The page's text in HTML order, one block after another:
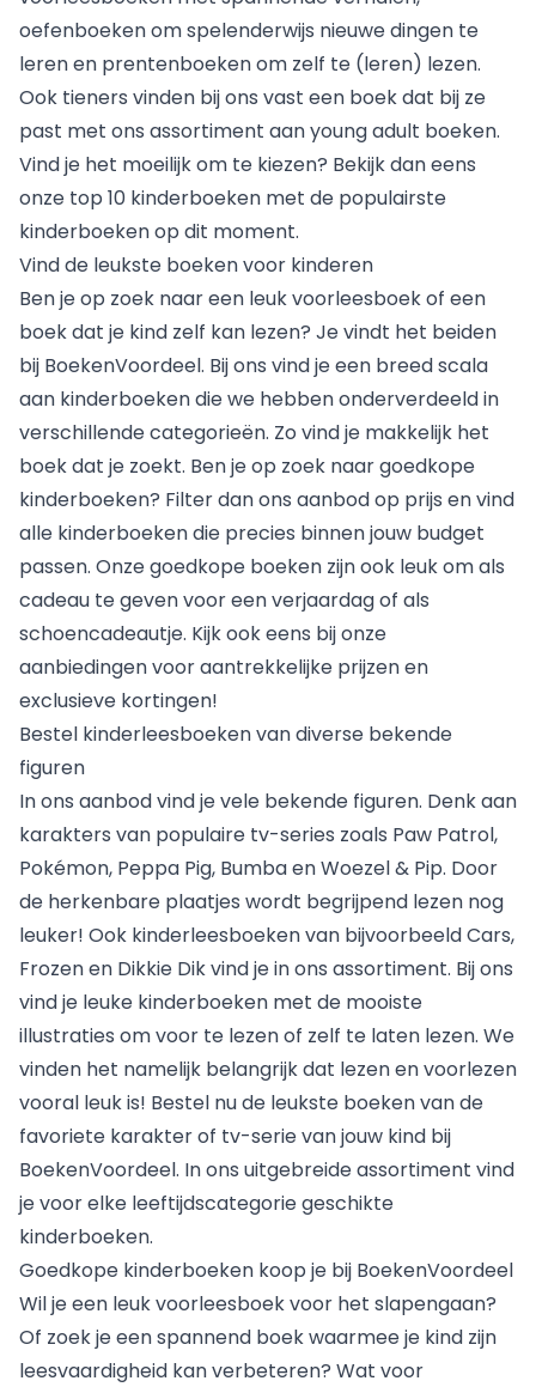
oefenboeken om spelenderwijs nieuwe dingen te
leren en prentenboekenom zelf te (leren) lezen.
Ook tieners vinden bij ons vast een boek dat bij ze
past met ons assortiment aanyoung adult boeken.
Vind je het moeilijk om te kiezen? Bekijk dan eens
onze top 10 kinderboeken met de populairste
kinderboeken op dit moment.
Vind de leukste boeken voor kinderen
Ben je op zoek naar een leuk voorleesboek of een
boek dat je kind zelf kan lezen? Je vindt het beiden
bij BoekenVoordeel. Bij ons vind je een breed scala
aan kinderboeken die we hebben onderverdeeld in
verschillende categorieën. Zo vind je makkelijk het
boek dat je zoekt. Ben je op zoek naar goedkope
kinderboeken? Filter dan ons aanbod op prijs en vind
alle kinderboeken die precies binnen jouw budget
passen. Onze goedkope boeken zijn ook leuk om als
cadeau te geven voor een verjaardag of als
schoencadeautje. Kijk ook eens bij onze
aanbiedingen voor aantrekkelijke prijzen en
exclusieve kortingen!
Bestel kinderleesboeken van diverse bekende
figuren
In ons aanbod vind je vele bekende figuren. Denk aan
karakters van populaire tv-series zoals Paw Patrol,
Pokémon, Peppa Pig, Bumba en Woezel & Pip. Door
de herkenbare plaatjes wordt begrijpend lezen nog
leuker! Ook kinderleesboeken van bijvoorbeeld Cars,
Frozen en Dikkie Dik vind je in ons assortiment. Bij ons
vind je leuke kinderboeken met de mooiste
illustraties om voor te lezen of zelf te laten lezen. We
vinden het namelijk belangrijk dat lezen en voorlezen
vooral leuk is! Bestel nu de leukste boeken van de
favoriete karakter of tv-serie van jouw kind bij
BoekenVoordeel. In ons uitgebreide assortiment vind
je voor elke leeftijdscategorie geschikte
kinderboeken.
Goedkope kinderboeken koop je bij BoekenVoordeel
Wil je een leuk voorleesboek voor het slapengaan?
Of zoek je een spannend boek waarmee je kind zijn
leesvaardigheid kan verbeteren? Wat voor